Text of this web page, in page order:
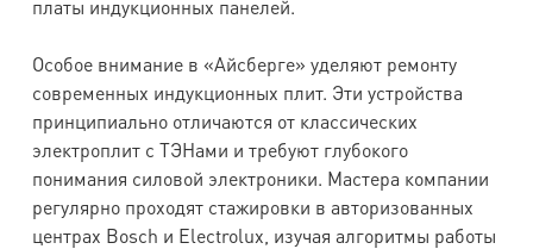
платы индукционных панелей.
Особое внимание в «Айсберге» уделяют ремонту
современных индукционных плит. Эти устройства
принципиально отличаются от классических
электроплит с ТЭНами и требуют глубокого
понимания силовой электроники. Мастера компании
регулярно проходят стажировки в авторизованных
центрах Bosch и Electrolux, изучая алгоритмы работы